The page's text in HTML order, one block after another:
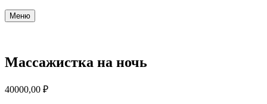
Меню
Массажистка на ночь
40000,00 ₽